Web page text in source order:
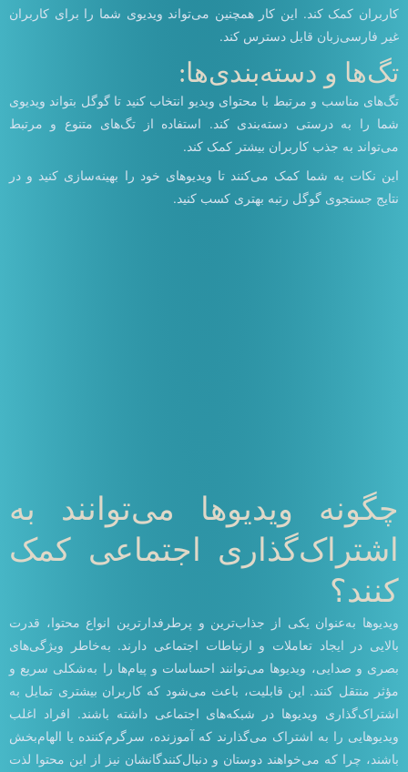
کاربران کمک کند. این کار همچنین می‌تواند ویدیوی شما را برای کاربران
غیر فارسی‌زبان قابل دسترس کند.
تگ‌ها و دسته‌بندی‌ها:
تگ‌های مناسب و مرتبط با محتوای ویدیو انتخاب کنید تا گوگل بتواند ویدیوی
شما را به درستی دسته‌بندی کند. استفاده از تگ‌های متنوع و مرتبط
می‌تواند به جذب کاربران بیشتر کمک کند.
این نکات به شما کمک می‌کنند تا ویدیوهای خود را بهینه‌سازی کنید و در
نتایج جستجوی گوگل رتبه بهتری کسب کنید.
چگونه ویدیوها می‌توانند به
اشتراک‌گذاری اجتماعی کمک
کنند؟
ویدیوها به‌عنوان یکی از جذاب‌ترین و پرطرفدارترین انواع محتوا، قدرت
بالایی در ایجاد تعاملات و ارتباطات اجتماعی دارند. به‌خاطر ویژگی‌های
بصری و صدایی، ویدیوها می‌توانند احساسات و پیام‌ها را به‌شکلی سریع و
مؤثر منتقل کنند. این قابلیت، باعث می‌شود که کاربران بیشتری تمایل به
اشتراک‌گذاری ویدیوها در شبکه‌های اجتماعی داشته باشند. افراد اغلب
ویدیوهایی را به اشتراک می‌گذارند که آموزنده، سرگرم‌کننده یا الهام‌بخش
باشند، چرا که می‌خواهند دوستان و دنبال‌کنندگانشان نیز از این محتوا لذت